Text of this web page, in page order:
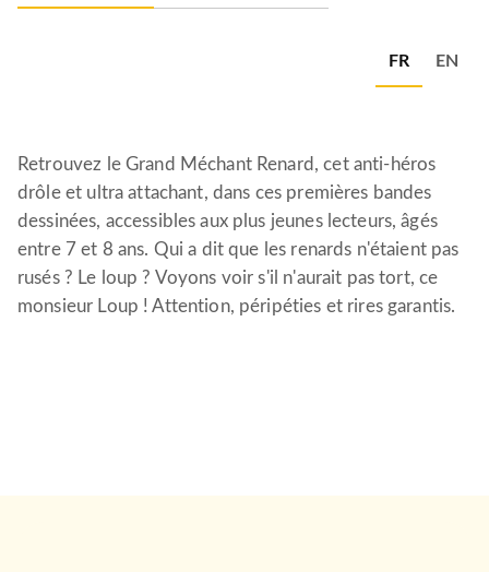
FR EN
Retrouvez le Grand Méchant Renard, cet anti-héros
drôle et ultra attachant, dans ces premières bandes
dessinées, accessibles aux plus jeunes lecteurs, âgés
entre 7 et 8 ans. Qui a dit que les renards n'étaient pas
rusés ? Le loup ? Voyons voir s'il n'aurait pas tort, ce
monsieur Loup ! Attention, péripéties et rires garantis.